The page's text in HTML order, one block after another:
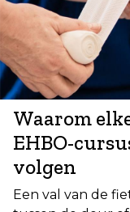
Waarom
EHBO-
volgen
Een val van de